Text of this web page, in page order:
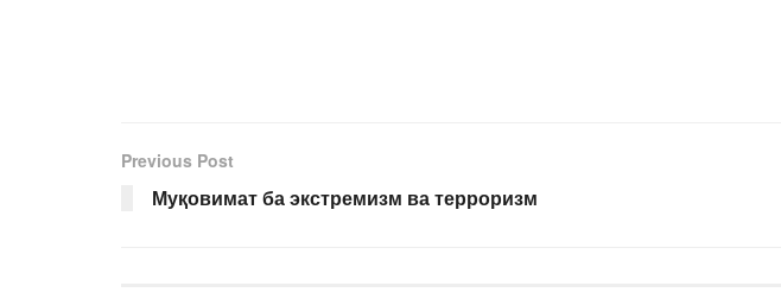
Previous Post
Муқовимат ба экстремизм ва терроризм